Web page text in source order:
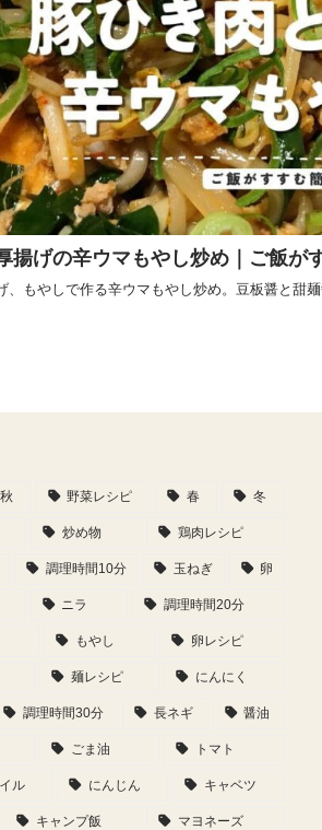
揚げの辛ウマもやし炒め｜ご飯が
、もやしで作る辛ウマもやし炒め。豆板醤と甜
秋 野菜レシピ 春 冬
炒め物 鶏肉レシピ
調理時間10分 玉ねぎ 卵
ニラ 調理時間20分
もやし 卵レシピ
麺レシピ にんにく
調理時間30分 長ネギ 醤油
ごま油 トマト
ル にんじん キャベツ
キャンプ飯 マヨネーズ